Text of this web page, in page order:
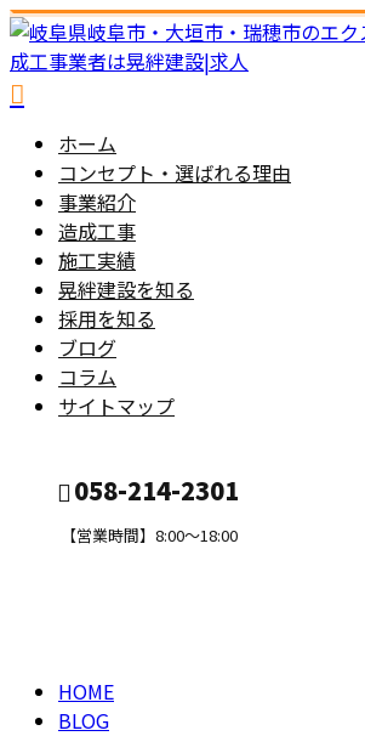
ホーム
コンセプト・選ばれる理由
事業紹介
造成工事
施工実績
晃絆建設を知る
採用を知る
ブログ
コラム
サイトマップ
058-214-2301
【営業時間】8:00～18:00
HOME
BLOG